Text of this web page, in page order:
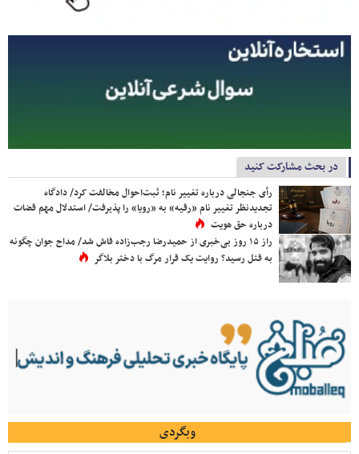
در بحث مشارکت کنید
رأی جنجالی درباره تغییر نام؛ ثبت‌احوال مخالفت کرد/ دادگاه
تجدیدنظر تغییر نام «رقیه» به «رویا» را پذیرفت/ استدلال مهم قضات
درباره حق هویت
راز ۱۵ روز بی‌خبری از حمیدرضا رجب‌زاده فاش شد/ مداح جوان چگونه
به قتل رسید؟ روایت یک قرار مرگ با دختر بلاگر
وبگردی